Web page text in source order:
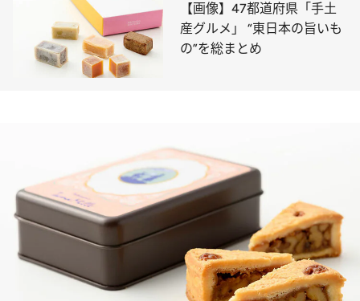
【画像】47都道府県「手土
産グルメ」 “東日本の旨いも
の”を総まとめ